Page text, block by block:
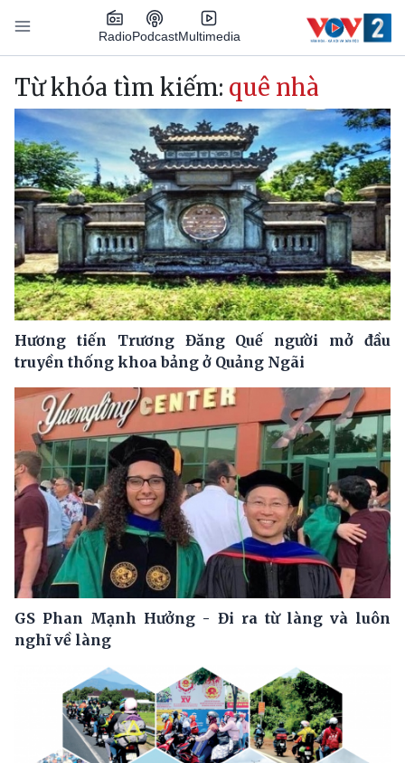
Nhảy đến nội dung
RadioPodcastMultimedia
Main navigation
Từ khóa tìm kiếm: quê nhà
Hương tiến Trương Đăng Quế người mở đầu
truyền thống khoa bảng ở Quảng Ngãi
GS Phan Mạnh Hưởng - Đi ra từ làng và luôn
nghĩ về làng